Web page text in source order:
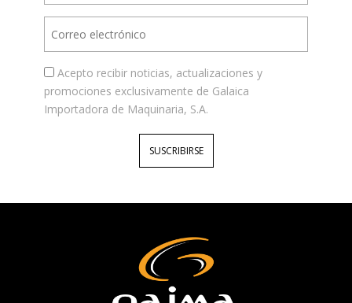
Acepto recibir noticias, actualizaciones y
promociones exclusivamente de Galaica
Importadora de Maquinaria, S.A.
SUSCRIBIRSE